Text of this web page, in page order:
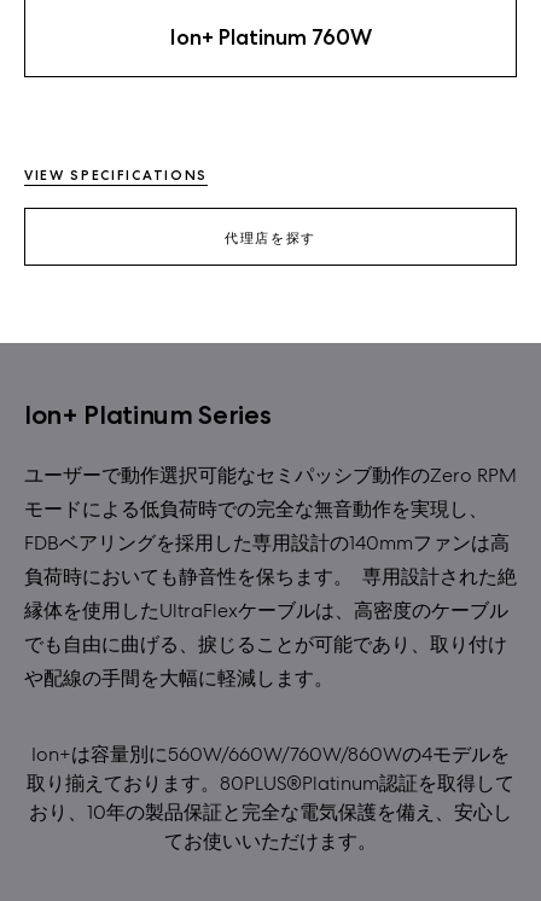
Ion+ Platinum 760W
VIEW SPECIFICATIONS
代理店を探す
Ion+ Platinum Series
ユーザーで動作選択可能なセミパッシブ動作のZero RPM
モードによる低負荷時での完全な無音動作を実現し、
FDBベアリングを採用した専用設計の140mmファンは高
負荷時においても静音性を保ちます。 専用設計された絶
縁体を使用したUltraFlexケーブルは、高密度のケーブル
でも自由に曲げる、捩じることが可能であり、取り付け
や配線の手間を大幅に軽減します。
Ion+は容量別に560W/660W/760W/860Wの4モデルを
取り揃えております。80PLUS®Platinum認証を取得して
おり、10年の製品保証と完全な電気保護を備え、安心し
てお使いいただけます。